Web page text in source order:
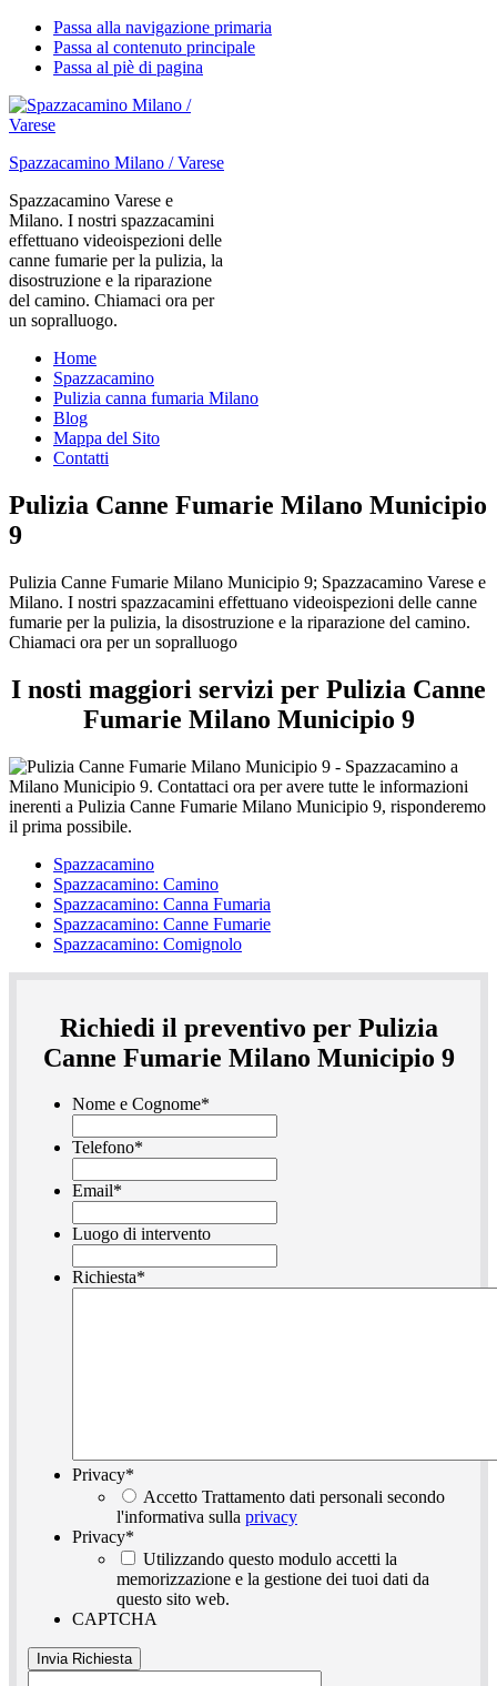
Passa alla navigazione primaria
Passa al contenuto principale
Passa al piè di pagina
Spazzacamino Milano / Varese
Spazzacamino Varese e
Milano. I nostri spazzacamini
effettuano videoispezioni delle
canne fumarie per la pulizia, la
disostruzione e la riparazione
del camino. Chiamaci ora per
un sopralluogo.
Home
Spazzacamino
Pulizia canna fumaria Milano
Blog
Mappa del Sito
Contatti
Pulizia Canne Fumarie Milano Municipio
9
Pulizia Canne Fumarie Milano Municipio 9; Spazzacamino Varese e
Milano. I nostri spazzacamini effettuano videoispezioni delle canne
fumarie per la pulizia, la disostruzione e la riparazione del camino.
Chiamaci ora per un sopralluogo
I nosti maggiori servizi per Pulizia Canne
Fumarie Milano Municipio 9
Spazzacamino
Spazzacamino: Camino
Spazzacamino: Canna Fumaria
Spazzacamino: Canne Fumarie
Spazzacamino: Comignolo
Richiedi il preventivo per Pulizia
Canne Fumarie Milano Municipio 9
Nome e Cognome*
Telefono*
Email*
Luogo di intervento
Richiesta*
Privacy*
Accetto Trattamento dati personali secondo
l'informativa sulla privacy
Privacy*
Utilizzando questo modulo accetti la
memorizzazione e la gestione dei tuoi dati da
questo sito web.
CAPTCHA